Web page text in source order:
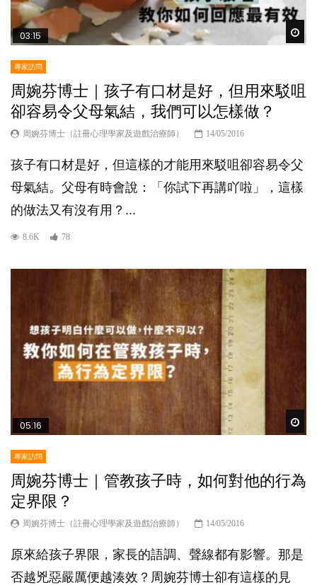
03:15
專家訪問
周婉芬博士｜孩子有口材是好，但用來駁咀
卻容易令父母氣結，我們可以怎樣做？
周婉芬博士（註冊心理學家及遊戲治療師） 14/05/2016
孩子有口材是好，但這樣的才能用來駁咀卻容易令父
母氣結。父母有時會說：「你試下再講吖啦」，這樣
的做法又有沒有用？...
8.6K 78
05:16
專家訪問
周婉芬博士｜管教孩子時，如何對他的行為
定界限？
周婉芬博士（註冊心理學家及遊戲治療師） 14/05/2016
原來給孩子界限，家長的語調、聲線都有影響。那是
否越兇惡嚴厲便越湊效？周婉芬博士卻有這樣的見